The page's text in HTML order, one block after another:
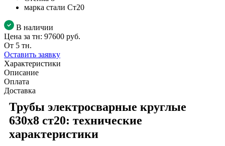
марка стали Ст20
В наличии
Цена за тн: 97600 руб.
От 5 тн.
Оставить заявку
Характеристики
Описание
Оплата
Доставка
Трубы электросварные круглые
630x8 ст20: технические
характеристики